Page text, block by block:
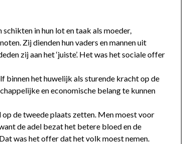
in hun lot en taak als moeder,
Zij dienden hun vaders en mannen uit
zij aan het ‘juiste’. Het was het sociale offer
binnen het huwelijk als sturende kracht op de
en economische belang te kunnen
de tweede plaats zetten. Men moest voor
de adel bezat het betere bloed en de
was het offer dat het volk moest nemen.